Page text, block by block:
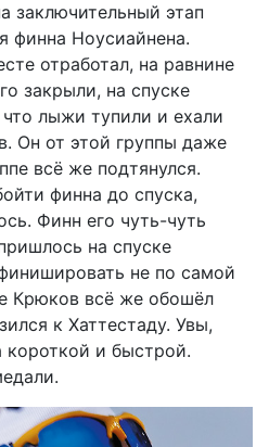
заключительный этап
финна Ноусиайнена.
отработал, на равнине
закрыли, на спуске
лыжи тупили и ехали
Он от этой группы даже
всё же подтянулся.
финна до спуска,
Финн его чуть-чуть
на спуске
не по самой
Крюков всё же обошёл
к Хаттестаду. Увы,
и быстрой.